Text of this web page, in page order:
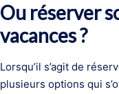
Ou réserver
vacances ?
Lorsqu’il s’agit de
plusieurs options qui